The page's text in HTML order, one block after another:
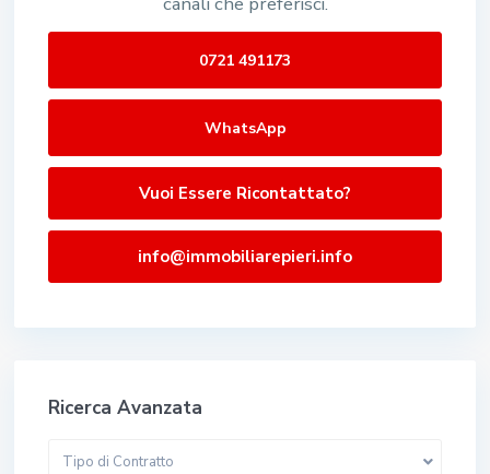
0721 491173
WhatsApp
Vuoi Essere Ricontattato?
info@immobiliarepieri.info
Ricerca Avanzata
Tipo di Contratto